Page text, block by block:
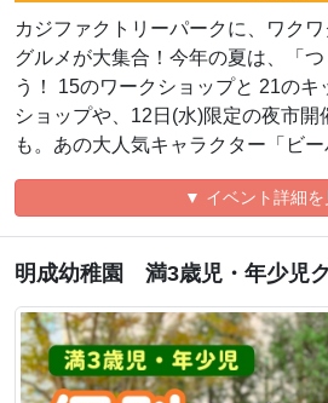
カジファクトリーパークに、ワク
グルメが大集合！今年の夏は、「
う！ 15のワークショップと 21の
ショップや、12日(水)限定の夜市開
も。あの大人気キャラクター「ビ
▼ イベント詳細を
明成幼稚園 満3歳児・年少児